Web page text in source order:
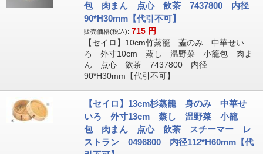
包 肉まん 点心 飲茶 7437800 内径
90*H30mm【代引不可】
販売価格(税込): 715 円
【セイロ】10cm竹蒸籠 蓋のみ 中華せい
ろ 外寸10cm 蒸し 温野菜 小籠包 肉ま
ん 点心 飲茶 7437800 内径
90*H30mm【代引不可】
【セイロ】13cm杉蒸籠 身のみ 中華せ
いろ 外寸13cm 蒸し 温野菜 小籠
包 肉まん 点心 飲茶 スチーマー レ
ストラン 0496800 内径112*H60mm【代